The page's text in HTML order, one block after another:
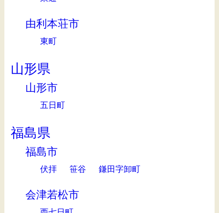
由利本荘市
東町
山形県
山形市
五日町
福島県
福島市
伏拝 笹谷 鎌田字卸町
会津若松市